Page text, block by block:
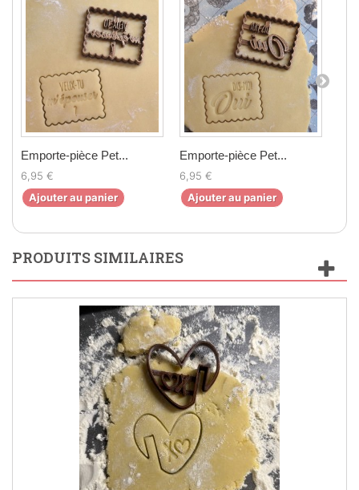
Emporte-pièce Pet...
6,95 €
Ajouter au panier
Emporte-pièce Pet...
6,95 €
Ajouter au panier
PRODUITS SIMILAIRES